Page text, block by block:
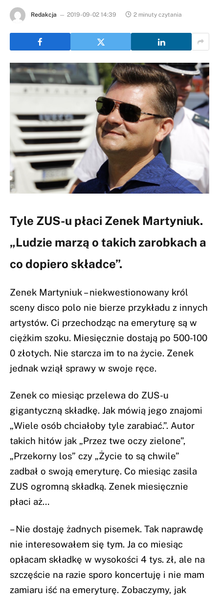
Redakcja 2019-09-02 14:39 2 minuty czytania
Tyle ZUS-u płaci Zenek Martyniuk.
„Ludzie marzą o takich zarobkach a
co dopiero składce”.
Zenek Martyniuk – niekwestionowany król
sceny disco polo nie bierze przykładu z innych
artystów. Ci przechodząc na emeryturę są w
ciężkim szoku. Miesięcznie dostają po 500-100
0 złotych. Nie starcza im to na życie. Zenek
jednak wziął sprawy w swoje ręce.
Zenek co miesiąc przelewa do ZUS-u
gigantyczną składkę. Jak mówią jego znajomi
„Wiele osób chciałoby tyle zarabiać.”. Autor
takich hitów jak „Przez twe oczy zielone”,
„Przekorny los” czy „Życie to są chwile”
zadbał o swoją emeryturę. Co miesiąc zasila
ZUS ogromną składką. Zenek miesięcznie
płaci aż…
– Nie dostaję żadnych pisemek. Tak naprawdę
nie interesowałem się tym. Ja co miesiąc
opłacam składkę w wysokości 4 tys. zł, ale na
szczęście na razie sporo koncertuję i nie mam
zamiaru iść na emeryturę. Zobaczymy, jak